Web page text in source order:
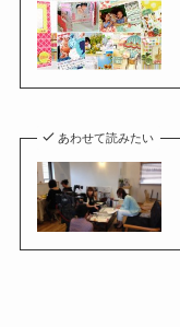
あわせて読みたい